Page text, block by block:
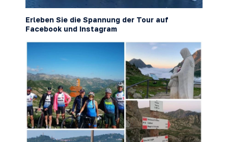
Erleben Sie die Spannung der Tour auf
Facebook und Instagram